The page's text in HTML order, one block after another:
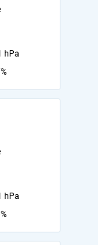
hPa
hPa